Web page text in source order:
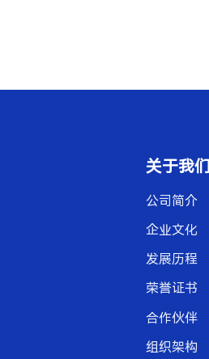
关于我们
公司简介
企业文化
发展历程
荣誉证书
合作伙伴
组织架构